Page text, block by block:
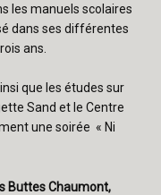
les manuels scolaires
dans ses différentes
ans.
que les études sur
Sand et le Centre
une soirée « Ni
Buttes Chaumont,